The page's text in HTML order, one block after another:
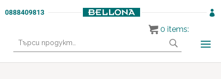
0888409813 
за:
0 items: